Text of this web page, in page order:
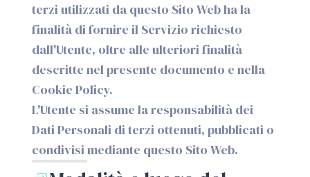
terzi utilizzati da questo Sito Web ha la
finalità di fornire il Servizio richiesto
dall'Utente, oltre alle ulteriori finalità
descritte nel presente documento e nella
Cookie Policy.
L'Utente si assume la responsabilità dei
Dati Personali di terzi ottenuti, pubblicati o
condivisi mediante questo Sito Web.